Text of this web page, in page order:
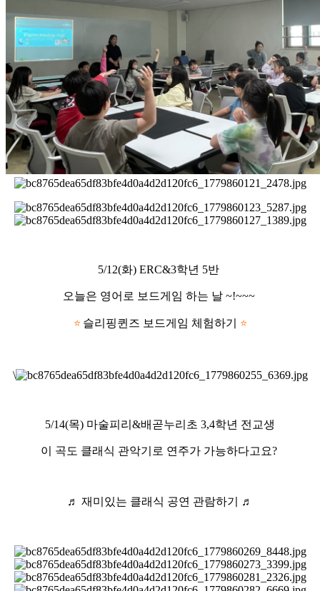
5/12(화) ERC&3학년 5반
오늘은 영어로 보드게임 하는 날 ~!~~~
⭐ 슬리핑퀸즈 보드게임 체험하기 ⭐
\
5/14(목) 마술피리&배곧누리초 3,4학년 전교생
이 곡도 클래식 관악기로 연주가 가능하다고요?
♬ 재미있는 클래식 공연 관람하기 ♬